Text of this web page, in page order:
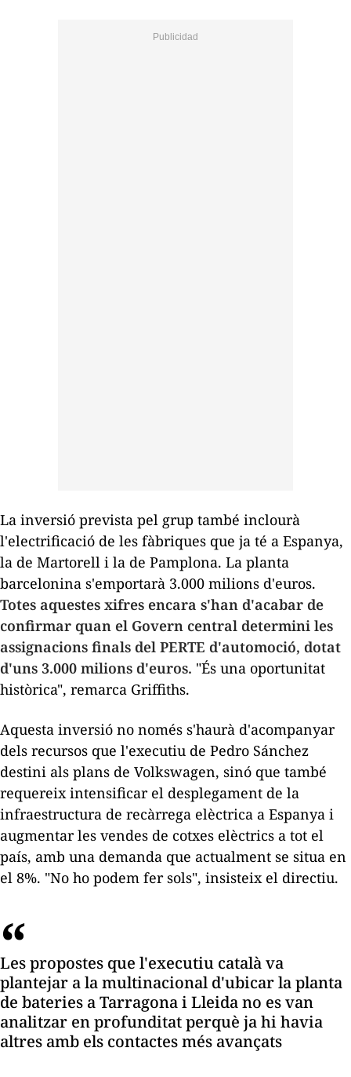
La inversió prevista pel grup també inclourà
l'electrificació de les fàbriques que ja té a Espanya,
la de Martorell i la de Pamplona. La planta
barcelonina s'emportarà 3.000 milions d'euros.
Totes aquestes xifres encara s'han d'acabar de
confirmar quan el Govern central determini les
assignacions finals del PERTE d'automoció, dotat
d'uns 3.000 milions d'euros. "És una oportunitat
històrica", remarca Griffiths.
Aquesta inversió no només s'haurà d'acompanyar
dels recursos que l'executiu de Pedro Sánchez
destini als plans de Volkswagen, sinó que també
requereix intensificar el desplegament de la
infraestructura de recàrrega elèctrica a Espanya i
augmentar les vendes de cotxes elèctrics a tot el
país, amb una demanda que actualment se situa en
el 8%. "No ho podem fer sols", insisteix el directiu.
Les propostes que l'executiu català va
plantejar a la multinacional d'ubicar la planta
de bateries a Tarragona i Lleida no es van
analitzar en profunditat perquè ja hi havia
altres amb els contactes més avançats